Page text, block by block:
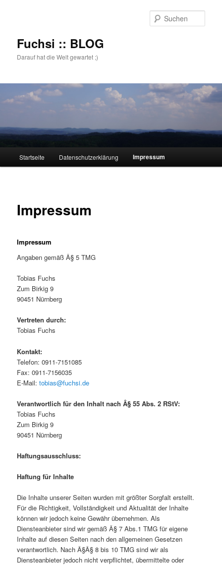
Fuchsi :: BLOG
Darauf hat die Welt gewartet ;)
Startseite Datenschutzerklärung Impressum
Impressum
Impressum
Angaben gemäß Â§ 5 TMG
Tobias Fuchs
Zum Birkig 9
90451 Nürnberg
Vertreten durch:
Tobias Fuchs
Kontakt:
Telefon: 0911-7151085
Fax: 0911-7156035
E-Mail:tobias@fuchsi.de
Verantwortlich für den Inhalt nach Â§ 55 Abs. 2 RStV:
Tobias Fuchs
Zum Birkig 9
90451 Nürnberg
Haftungsausschluss:
Haftung für Inhalte
Die Inhalte unserer Seiten wurden mit größter Sorgfalt erstellt.
Für die Richtigkeit, Vollständigkeit und Aktualität der Inhalte
können wir jedoch keine Gewähr übernehmen. Als
Diensteanbieter sind wir gemäß Â§ 7 Abs.1 TMG für eigene
Inhalte auf diesen Seiten nach den allgemeinen Gesetzen
verantwortlich. Nach Â§Â§ 8 bis 10 TMG sind wir als
Diensteanbieter jedoch nicht verpflichtet, übermittelte oder